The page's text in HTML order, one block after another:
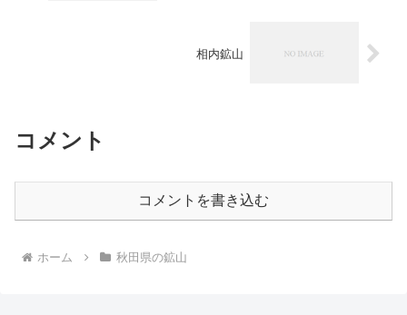
相内鉱山
コメント
コメントを書き込む
ホーム 秋田県の鉱山